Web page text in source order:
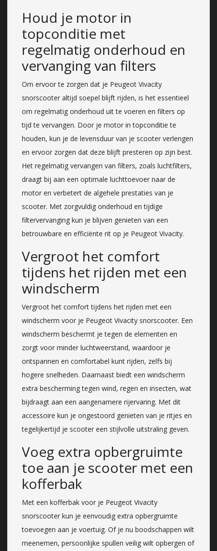
Houd je motor in
topconditie met
regelmatig onderhoud en
vervanging van filters
Om ervoor te zorgen dat je Peugeot Vivacity
snorscooter altijd soepel blijft rijden, is het essentieel
om regelmatig onderhoud uit te voeren en filters op
tijd te vervangen. Door je motor in topconditie te
houden, kun je de levensduur van je scooter verlengen
en ervoor zorgen dat deze blijft presteren op zijn best.
Het regelmatig vervangen van filters, zoals luchtfilters,
draagt bij aan een optimale luchttoevoer naar de
motor en verbetert de algehele prestaties van je
scooter. Met zorgvuldig onderhoud en tijdige
filtervervanging kun je blijven genieten van een
betrouwbare en efficiënte rit op je Peugeot Vivacity.
Vergroot het comfort
tijdens het rijden met een
windscherm
Vergroot het comfort tijdens het rijden met een
windscherm voor je Peugeot Vivacity snorscooter. Een
windscherm beschermt je tegen de elementen en
zorgt voor minder luchtweerstand, waardoor je
ontspannen en comfortabel kunt rijden, zelfs bij
hogere snelheden. Daarnaast biedt een windscherm
extra bescherming tegen wind, regen en insecten, wat
bijdraagt aan een aangenamere rijervaring. Met dit
accessoire kun je ongestoord genieten van je ritjes en
tegelijkertijd je scooter een stijlvolle uitstraling geven.
Voeg extra opbergruimte
toe aan je scooter met een
kofferbak
Met een kofferbak voor je Peugeot Vivacity
snorscooter kun je eenvoudig extra opbergruimte
toevoegen aan je voertuig. Of je nu boodschappen wilt
meenemen, persoonlijke spullen veilig wilt opbergen of